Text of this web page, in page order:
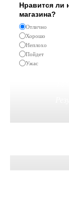
Нравится ли
магазина?
Отлично
Хорошо
Неплохо
Пойдет
Ужас